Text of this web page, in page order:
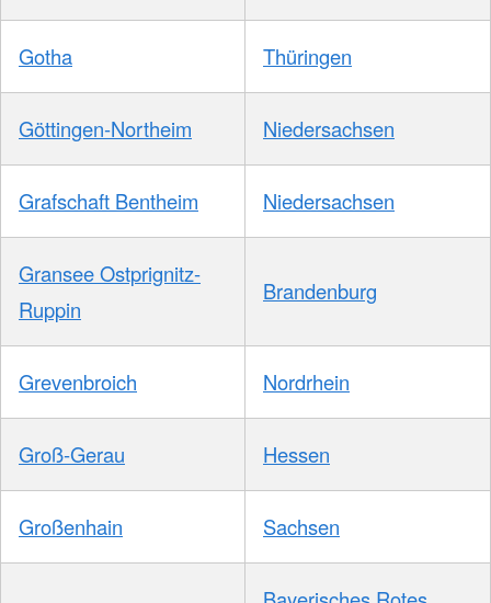
Gotha Thüringen
Göttingen-Northeim Niedersachsen
Grafschaft Bentheim Niedersachsen
Gransee Ostprignitz-
Ruppin
Brandenburg
Grevenbroich Nordrhein
Groß-Gerau Hessen
Großenhain Sachsen